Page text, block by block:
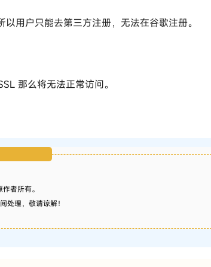
用户只能去第三方注册，无法在谷歌注册。
那么将无法正常访问。
者所有。
理，敬请谅解！